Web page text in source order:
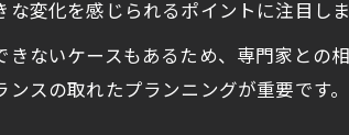
リフォームで実現する快適住まいの
快適性とインスピレーションを両立
リフォームで暮らしをより快適にする
変化を感じられるポイントに注目しま
ないケースもあるため、専門家との
スの取れたプランニングが重要です。
お問い合わせはこちら
お問い合わせはこちら